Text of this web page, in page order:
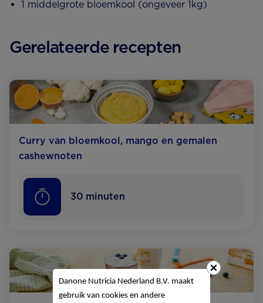
1 middelgrote bloemkool (ongeveer 1kg)
Gerelateerde recepten
Curry van bloemkool, mango en gemalen
cashewnoten
30 minuten
Danone Nutricia Nederland B.V. maakt
gebruik van cookies en andere